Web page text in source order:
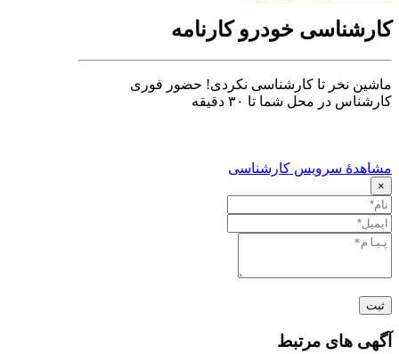
خودرو کارنامه
نخر تا کارشناسی نکردی! حضور فوری
در محل شما تا ۳۰ دقیقه
سرویس کارشناسی
ثبت
های مرتبط